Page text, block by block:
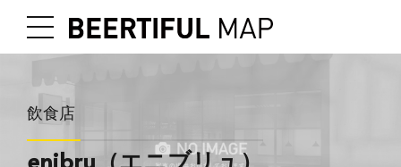
飲食店
enibru（エニブリュ）